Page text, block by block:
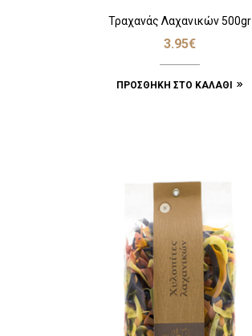
Τραχανάς Λαχανικών 500gr
3.95€
ΠΡΟΣΘΉΚΗ ΣΤΟ ΚΑΛΆΘΙ